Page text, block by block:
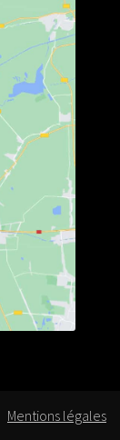
Mentions légales